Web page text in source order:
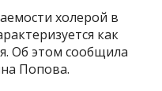
холерой в
как
Об этом сообщила
Попова.